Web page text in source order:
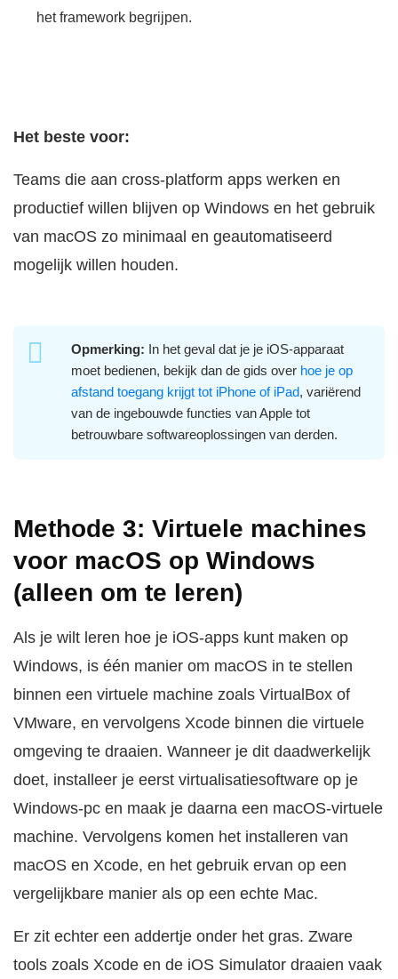
het framework begrijpen.
Het beste voor:
Teams die aan cross-platform apps werken en
productief willen blijven op Windows en het gebruik
van macOS zo minimaal en geautomatiseerd
mogelijk willen houden.
Opmerking: In het geval dat je je iOS-apparaat
moet bedienen, bekijk dan de gids over hoe je op
afstand toegang krijgt tot iPhone of iPad, variërend
van de ingebouwde functies van Apple tot
betrouwbare softwareoplossingen van derden.
Methode 3: Virtuele machines
voor macOS op Windows
(alleen om te leren)
Als je wilt leren hoe je iOS-apps kunt maken op
Windows, is één manier om macOS in te stellen
binnen een virtuele machine zoals VirtualBox of
VMware, en vervolgens Xcode binnen die virtuele
omgeving te draaien. Wanneer je dit daadwerkelijk
doet, installeer je eerst virtualisatiesoftware op je
Windows-pc en maak je daarna een macOS-virtuele
machine. Vervolgens komen het installeren van
macOS en Xcode, en het gebruik ervan op een
vergelijkbare manier als op een echte Mac.
Er zit echter een addertje onder het gras. Zware
tools zoals Xcode en de iOS Simulator draaien vaak